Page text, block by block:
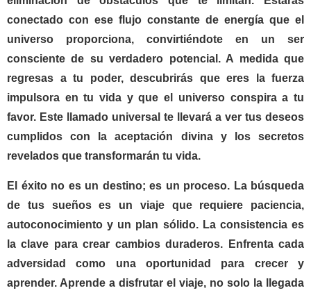
conectado con ese flujo constante de energía que el
universo proporciona, convirtiéndote en un ser
consciente de su verdadero potencial. A medida que
regresas a tu poder, descubrirás que eres la fuerza
impulsora en tu vida y que el universo conspira a tu
favor. Este llamado universal te llevará a ver tus deseos
cumplidos con la aceptación divina y los secretos
revelados que transformarán tu vida.
El éxito no es un destino; es un proceso. La búsqueda
de tus sueños es un viaje que requiere paciencia,
autoconocimiento y un plan sólido. La consistencia es
la clave para crear cambios duraderos. Enfrenta cada
adversidad como una oportunidad para crecer y
aprender. Aprende a disfrutar el viaje, no solo la llegada